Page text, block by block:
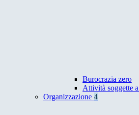
Burocrazia zero
Attività soggette
Organizzazione 4